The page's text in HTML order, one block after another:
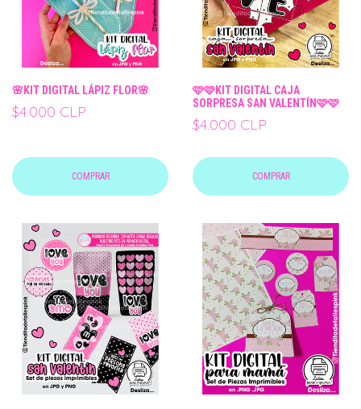
🌸KIT DIGITAL LÁPIZ FLOR🌸
$4.000 CLP
COMPRAR
🩷🩷KIT DIGITAL CAJA
SORPRESA SAN VALENTÍN🩷🩷
$4.000 CLP
COMPRAR